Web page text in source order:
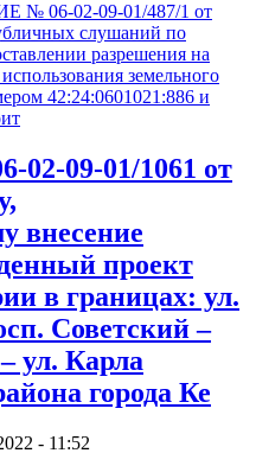
№ 06-02-09-01/487/1 от
слушаний по
разрешения на
земельного
42:24:0601021:886 и
09-01/1061 от
внесение
проект
в границах: ул.
Советский –
ул. Карла
города Ке
- 11:52